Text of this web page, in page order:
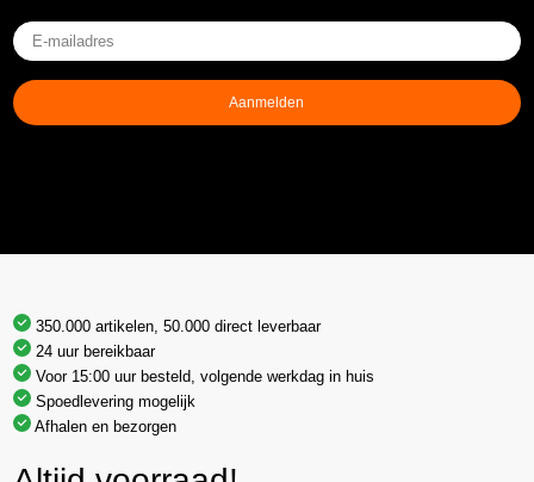
E-
mailadres(Vereist)
Aanmelden
350.000 artikelen, 50.000 direct leverbaar
24 uur bereikbaar
Voor 15:00 uur besteld, volgende werkdag in huis
Spoedlevering mogelijk
Afhalen en bezorgen